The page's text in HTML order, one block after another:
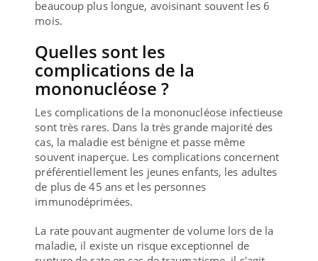
beaucoup plus longue, avoisinant souvent les 6
mois.
Quelles sont les
complications de la
mononucléose ?
Les complications de la mononucléose infectieuse
sont très rares. Dans la très grande majorité des
cas, la maladie est bénigne et passe même
souvent inaperçue. Les complications concernent
préférentiellement les jeunes enfants, les adultes
de plus de 45 ans et les personnes
immunodéprimées.
La rate pouvant augmenter de volume lors de la
maladie, il existe un risque exceptionnel de